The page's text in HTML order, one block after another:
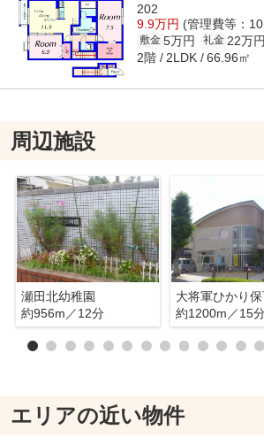
202
9.9万円 (管理費等：
敷金 5万円 礼金 22万円
2階 2LDK 66.96㎡
周辺施設
瀬田北幼稚園
約956m／12分
大将軍ひかり保
約1200m／15
エリアの近い物件